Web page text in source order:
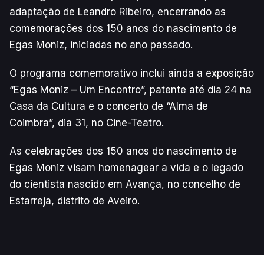
adaptação de Leandro Ribeiro, encerrando as
comemorações dos 150 anos do nascimento de
Egas Moniz, iniciadas no ano passado.
O programa comemorativo inclui ainda a exposição
“Egas Moniz – Um Encontro”, patente até dia 24 na
Casa da Cultura e o concerto de “Alma de
Coimbra”, dia 31, no Cine-Teatro.
As celebrações dos 150 anos do nascimento de
Egas Moniz visam homenagear a vida e o legado
do cientista nascido em Avança, no concelho de
Estarreja, distrito de Aveiro.